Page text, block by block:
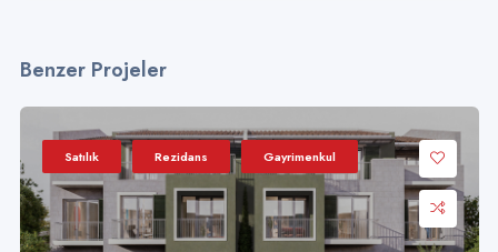
Benzer Projeler
Satılık Rezidans Gayrimenkul